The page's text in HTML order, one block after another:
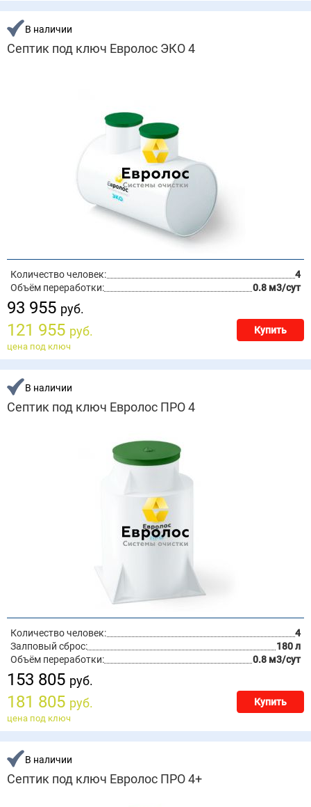
В наличии
Септик под ключ Евролос ЭКО 4
Количество человек:
4
Объём переработки:
0.8 м3/сут
93 955 руб.
121 955 руб. Купить
цена под ключ
В наличии
Септик под ключ Евролос ПРО 4
Количество человек:
4
Залповый сброс:
180 л
Объём переработки:
0.8 м3/сут
153 805 руб.
181 805 руб. Купить
цена под ключ
В наличии
Септик под ключ Евролос ПРО 4+